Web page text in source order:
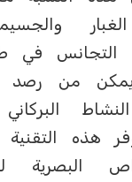
التجانس في
من رصد
هذه التقنية
البصرية